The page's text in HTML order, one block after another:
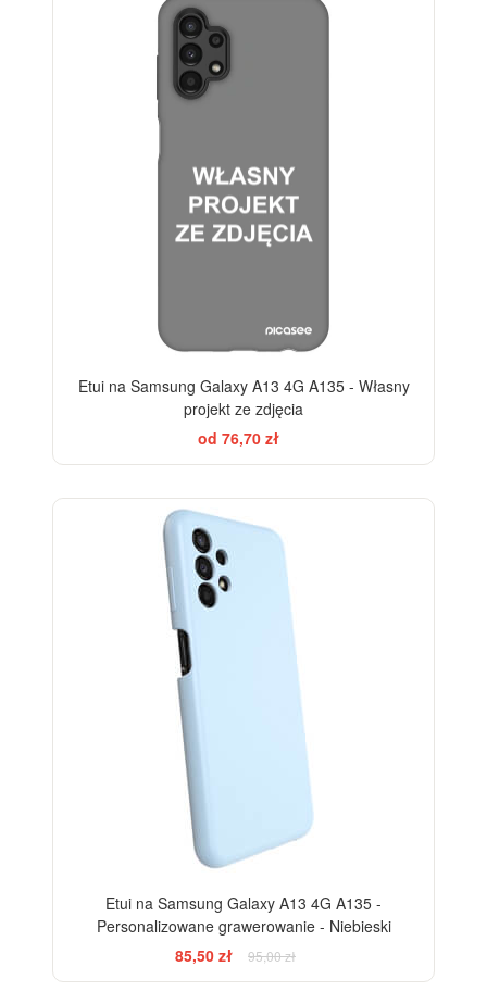
Etui na Samsung Galaxy A13 4G A135 - Własny
projekt ze zdjęcia
od 76,70 zł
Etui na Samsung Galaxy A13 4G A135 -
Personalizowane grawerowanie - Niebieski
85,50 zł
95,00 zł